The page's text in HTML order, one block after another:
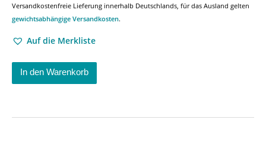
Versandkostenfreie Lieferung innerhalb Deutschlands, für das Ausland gelten
gewichtsabhängige Versandkosten.
Auf die Merkliste
In den Warenkorb